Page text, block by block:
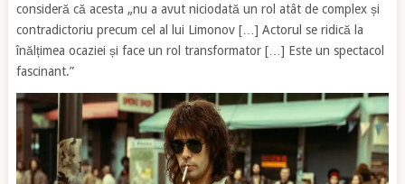
consideră că acesta „nu a avut niciodată un rol atât de complex și
contradictoriu precum cel al lui Limonov […] Actorul se ridică la
înălțimea ocaziei și face un rol transformator […] Este un spectacol
fascinant.”